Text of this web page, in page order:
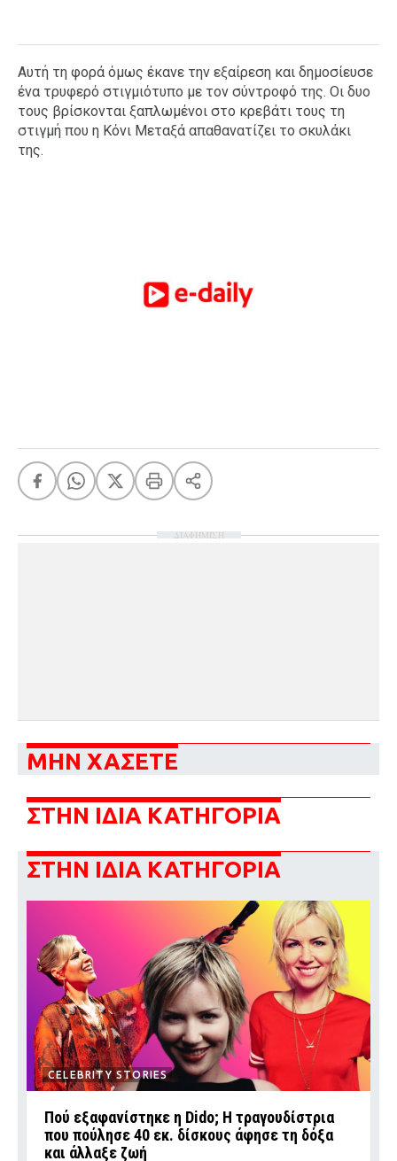
Αυτή τη φορά όμως έκανε την εξαίρεση και δημοσίευσε
ένα τρυφερό στιγμιότυπο με τον σύντροφό της. Οι δυο
τους βρίσκονται ξαπλωμένοι στο κρεβάτι τους τη
στιγμή που η Κόνι Μεταξά απαθανατίζει το σκυλάκι
της.
ΔΙΑΦΗΜΙΣΗ
ΜΗΝ ΧΑΣΕΤΕ
ΣΤΗΝ ΙΔΙΑ ΚΑΤΗΓΟΡΙΑ
ΣΤΗΝ ΙΔΙΑ ΚΑΤΗΓΟΡΙΑ
CELEBRITY STORIES
Πού εξαφανίστηκε η Dido; Η τραγουδίστρια
που πούλησε 40 εκ. δίσκους άφησε τη δόξα
και άλλαξε ζωή